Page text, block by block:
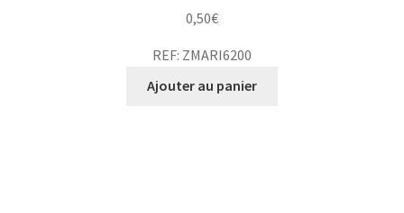
0,50€
REF: ZMARI6200
Ajouter au panier